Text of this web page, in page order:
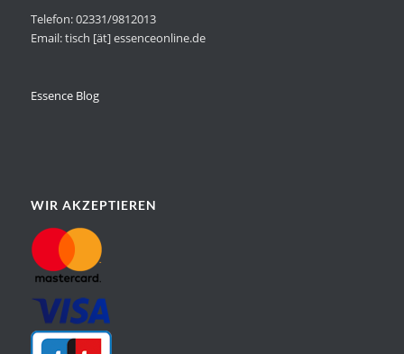
Telefon: 02331/9812013
Email: tisch [ät] essenceonline.de
Essence Blog
WIR AKZEPTIEREN